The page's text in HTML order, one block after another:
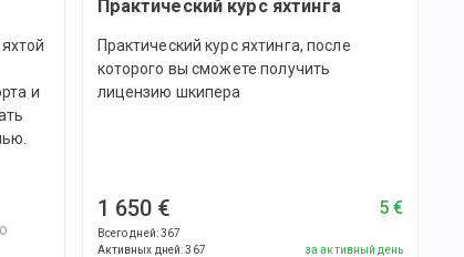
и
Практический курс яхтинга
Практический курс яхтинга, после
которого вы сможете получить
лицензию шкипера
1 650 €
Всего дней:367
Активных дней:367
5 €
за активный день